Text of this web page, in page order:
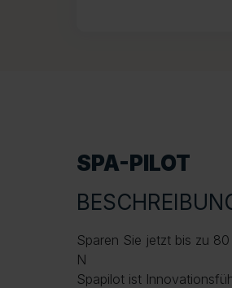
SPA-PILOT
Sparen Sie jetzt bis zu
N
Spapilot ist